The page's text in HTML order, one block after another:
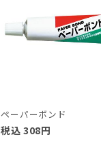
ペーパーボンド
税込 308円